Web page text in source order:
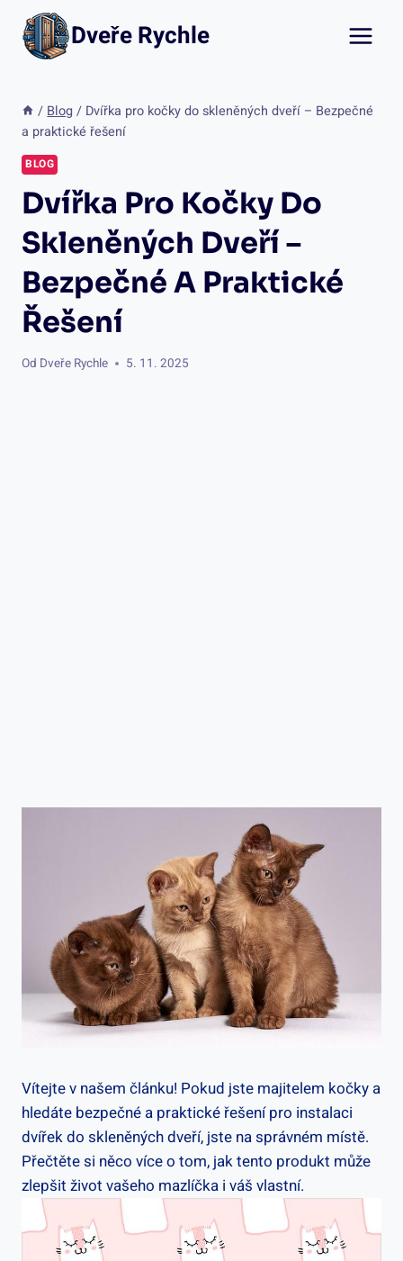
Přeskočit
obsah
Dveře Rychle
/ Blog / Dvířka pro kočky do skleněných dveří – Bezpečné
a praktické řešení
BLOG
Dvířka Pro Kočky Do
Skleněných Dveří –
Bezpečné A Praktické
Řešení
Od Dveře Rychle 5. 11. 2025
Vítejte v našem článku! Pokud jste majitelem kočky a
hledáte bezpečné a praktické řešení pro instalaci
dvířek do skleněných dveří, jste na správném místě.
Přečtěte si něco více o tom, jak tento produkt může
zlepšit život vašeho mazlíčka i váš vlastní.